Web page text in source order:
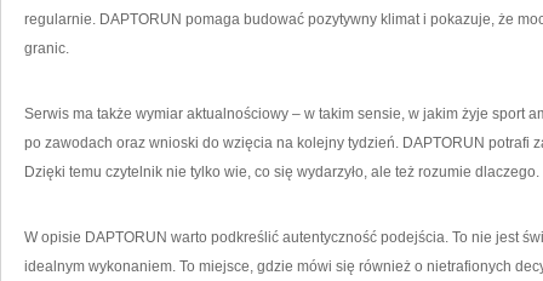
regularnie. DAPTORUN pomaga budować pozytywny klimat i pokazuje, że
granic.
Serwis ma także wymiar aktualnościowy – w takim sensie, w jakim żyje sport
po zawodach oraz wnioski do wzięcia na kolejny tydzień. DAPTORUN potrafi
Dzięki temu czytelnik nie tylko wie, co się wydarzyło, ale też rozumie dlaczego.
W opisie DAPTORUN warto podkreślić autentyczność podejścia. To nie jest
idealnym wykonaniem. To miejsce, gdzie mówi się również o nietrafionych